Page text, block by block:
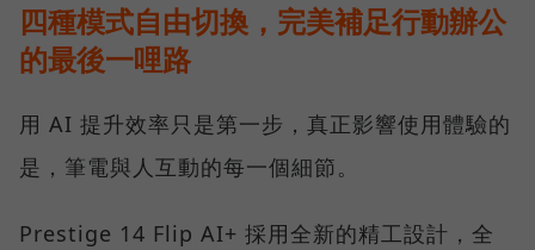
四種模式自由切換，完美補足行動辦公
的最後一哩路
用 AI 提升效率只是第一步，真正影響使用體驗的
是，筆電與人互動的每一個細節。
Prestige 14 Flip AI+ 採用全新的精工設計，全